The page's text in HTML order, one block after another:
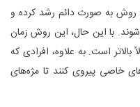
روش به صورت دائم رشد کرده و
با این حال، این روش زمان
است. به‌ علاوه، افرادی که
خاصی پیروی کنند تا مژه‌های